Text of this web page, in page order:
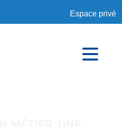
Espace privé